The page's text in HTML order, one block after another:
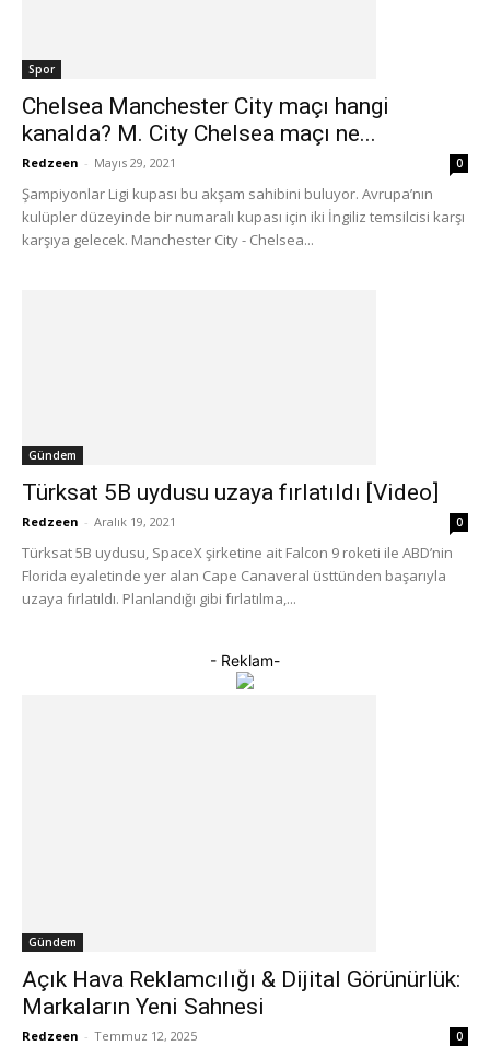
Spor
Chelsea Manchester City maçı hangi
kanalda? M. City Chelsea maçı ne...
Redzeen - Mayıs 29, 2021 0
Şampiyonlar Ligi kupası bu akşam sahibini buluyor. Avrupa’nın
kulüpler düzeyinde bir numaralı kupası için iki İngiliz temsilcisi karşı
karşıya gelecek. Manchester City - Chelsea...
Gündem
Türksat 5B uydusu uzaya fırlatıldı [Video]
Redzeen - Aralık 19, 2021 0
Türksat 5B uydusu, SpaceX şirketine ait Falcon 9 roketi ile ABD’nin
Florida eyaletinde yer alan Cape Canaveral üsttünden başarıyla
uzaya fırlatıldı. Planlandığı gibi fırlatılma,...
- Reklam-
Gündem
Açık Hava Reklamcılığı & Dijital Görünürlük:
Markaların Yeni Sahnesi
Redzeen - Temmuz 12, 2025 0